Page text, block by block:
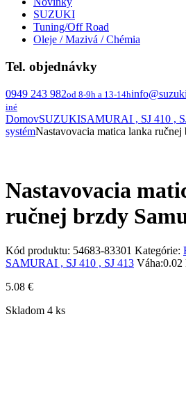
SUZUKI
Tuning/Off Road
Oleje / Mazivá / Chémia
Tel. objednávky
0949 243 982od 8-9h a 13-14h
iné
DomovSUZUKISAMURAI , SJ 410 ,
systémNastavovacia matica lanka ručnej
Nastavovacia
ručnej brzdy
Kód produktu: 54683-83301 Kategórie:
SAMURAI , SJ 410 , SJ 413 Váha:0.02
5.08 €
Skladom 4 ks